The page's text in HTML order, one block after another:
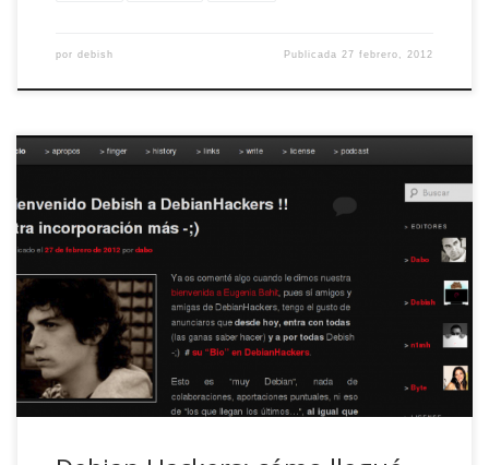
por debish Publicada27 febrero, 2012
Una tarde cualquiera recibo un mail de Dabo con un
porrón de analogías. De ninjas y katanas iba la cosa. «A
Dabo se le ha ido la pinza del todo», pensé (y más
después del último podcast de año nuevo). Pero no,
resulta que el tío es original hasta […]